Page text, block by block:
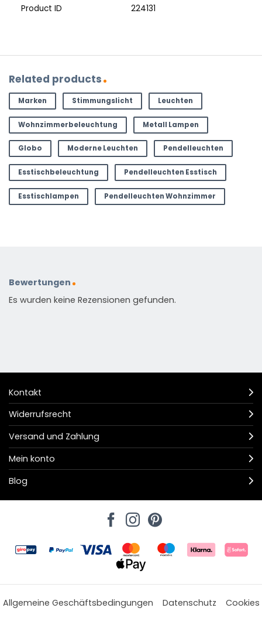
Product ID
224131
Related products
Marken Stimmungslicht Leuchten
Wohnzimmerbeleuchtung Metall Lampen
Globo Moderne Leuchten Pendelleuchten
Esstischbeleuchtung Pendelleuchten Esstisch
Esstischlampen Pendelleuchten Wohnzimmer
Bewertungen
Es wurden keine Rezensionen gefunden.
Kontakt
Widerrufsrecht
Versand und Zahlung
Mein konto
Blog
Allgemeine Geschäftsbedingungen Datenschutz Cookies